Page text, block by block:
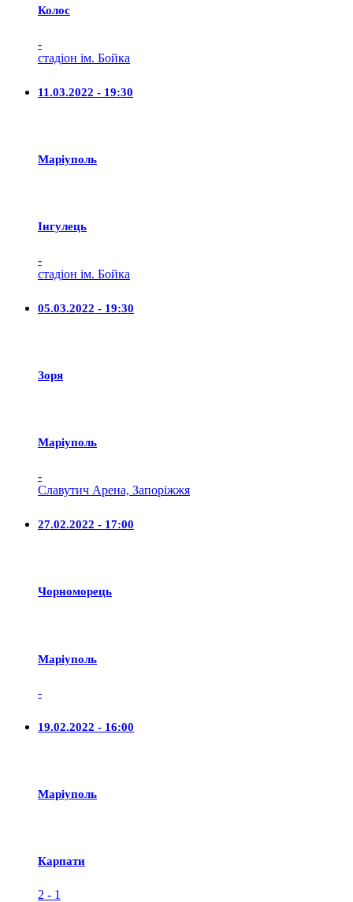
Колос
-
стадіон ім. Бойка
11.03.2022 - 19:30
Маріуполь
Iнгулець
-
стадіон ім. Бойка
05.03.2022 - 19:30
Зоря
Маріуполь
-
Славутич Арена, Запоріжжя
27.02.2022 - 17:00
Чорноморець
Маріуполь
-
19.02.2022 - 16:00
Маріуполь
Карпати
2 - 1